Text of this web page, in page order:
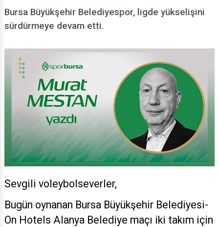
Bursa Büyükşehir Belediyespor, ligde yükselişini
sürdürmeye devam etti.
Sevgili voleybolseverler,
Bugün oynanan Bursa Büyükşehir Belediyesi-
On Hotels Alanya Belediye maçı iki takım için